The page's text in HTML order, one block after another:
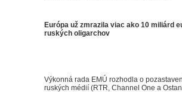
Európa už zmrazila viac ako 10 miliárd
ruských oligarchov
Výkonná rada EMÚ rozhodla o
ruských médií (RTR, Channel One a